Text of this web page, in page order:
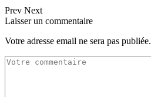
Prev Next
Laisser un commentaire
Votre adresse email ne sera pas publiée.